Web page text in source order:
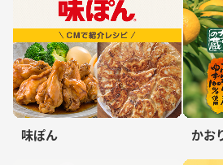
味ぽん かお